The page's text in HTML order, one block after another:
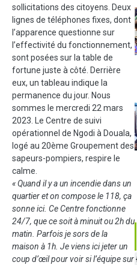
sollicitations des citoyens. Deux
lignes de téléphones fixes, dont
l’apparence questionne sur
l’effectivité du fonctionnement,
sont posées sur la table de
fortune juste à côté. Derrière
eux, un tableau indique la
permanence du jour. Nous
sommes le mercredi 22 mars
2023. Le Centre de suivi
opérationnel de Ngodi à Douala,
logé au 20ème Groupement des
sapeurs-pompiers, respire le
calme.
« Quand il y a un incendie dans un
quartier et on compose le 118, ça
sonne ici. Ce Centre fonctionne
24/7, que ce soit à minuit ou 2h du
matin. Parfois je sors de la
maison à 1h. Je viens ici jeter un
coup d’œil pour voir si l’équipe sur